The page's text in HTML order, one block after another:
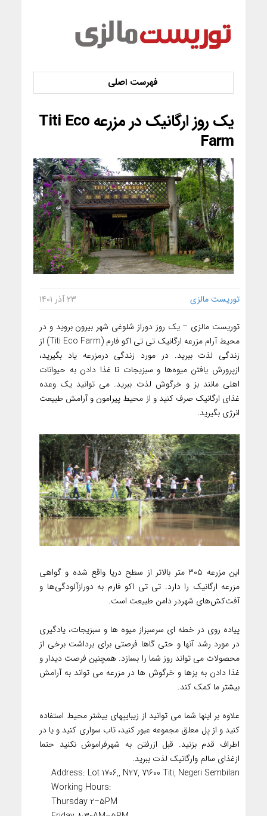
یک روز ارگانیک در مزرعه Titi Eco
Farm
توریست مالزی ۲۳ آذر ۱۴۰۱
توریست مالزی – یک روز دوراز شلوغی شهر بیرون بروید و در
محیط آرام مزرعه ارگانیک تی تی اکو فارم (Titi Eco Farm) از
زندگی لذت ببرید. در مورد زندگی درمزرعه یاد بگیرید،
ازپرورش یافتن میوه‌ها و سبزیجات تا غذا دادن به حیوانات
اهلی مانند بز و خرگوش لذت ببرید. می توانید یک وعده
غذای ارگانیک صرف کنید و از محیط پیرامون و آرامش طبیعت
انرژی بگیرید.
این مزرعه ۳۰۵ متر بالاتر از سطح دریا واقع شده و گواهی
مزرعه ارگانیک را دارد. تی تی اکو فارم به دورازآلودگی‌ها و
آفت‌کش‌های شهردر دامن طبیعت است.
پیاده روی در خطه ای سرسبزاز میوه ها و سبزیجات، یادگیری
در مورد رشد آنها و حتی گاها فرصتی برای برداشت برخی از
محصولات می تواند روز شما را بسازد. همچنین فرصت دیدار و
غذا دادن به بزها و خرگوش ها در مزرعه می تواند به آرامش
بیشتر ما کمک کند.
علاوه بر اینها شما می توانید از زیباییهای بیشتر محیط استفاده
کنید و از پل معلق مجموعه عبور کنید، تاب سواری کنید و یا در
اطراف قدم بزنید. قبل ازرفتن به شهرفراموش نکنید حتما
ازغذای سالم وارگانیک لذت ببرید.
Address: Lot 1706,, N27, 71600 Titi, Negeri Sembilan
Working Hours:
Thursday 2–۵PM